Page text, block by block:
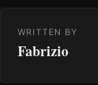
WRITTEN BY
Fabrizio